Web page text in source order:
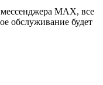
MAX, все
обслуживание будет